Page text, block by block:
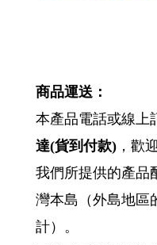
商品運送：
本產品電話或線上
達(貨到付款) ，歡
我們所提供的產品
灣本島（外島地區
計）。